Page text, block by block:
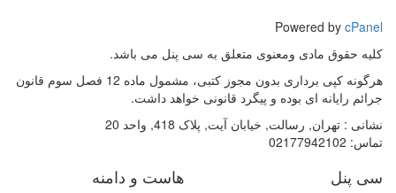
Powered by cPanel
کلیه حقوق مادی ومعنوی متعلق به سی پنل می باشد.
هرگونه کپی برداری بدون مجوز کتبی، مشمول ماده 12 فصل سوم قانون
جرائم رایانه ای بوده و پیگرد قانونی خواهد داشت.
نشانی : تهران, رسالت, خیابان آیت, پلاک 418, واحد 20
تماس:
سی پنل هاست و دامنه